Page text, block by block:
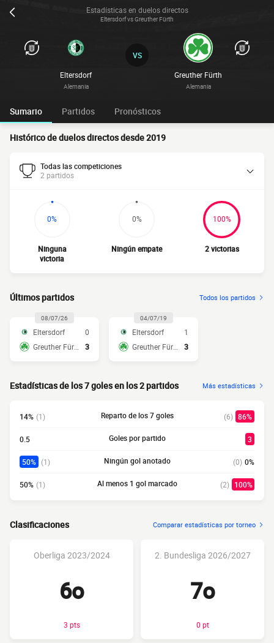
Estadísticas en duelos directos
Eltersdorf vs Greuther Fürth
Eltersdorf
Alemania
Greuther Fürth
Alemania
VS
Sumario Partidos Pronósticos
Histórico de duelos directos desde 2019
Todas las competiciones
2 partidos
0%
Ninguna
victoria
0%
Ningún empate
100%
2 victorias
Últimos partidos Todos los partidos
08/07/26
Eltersdorf
0
3
04/07/19
Eltersdorf
1
3
Estadísticas de los 7 goles en los 2 partidos Más estadísticas
14% (1) Reparto de los 7 goles (6) 86%
0.5 Goles por partido 3
50% (1) Ningún gol anotado (0) 0%
50% (1) Al menos 1 gol marcado (2) 100%
Clasificaciones Comparar estadísticas por torneo
Oberliga 2023/2024
6o
3 pts
2. Bundesliga 2026/2027
7o
0 pt